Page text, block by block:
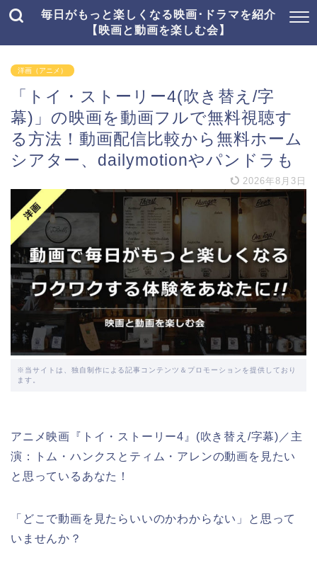
毎日がもっと楽しくなる映画･ドラマを紹介
【映画と動画を楽しむ会】
洋画（アニメ）
「トイ・ストーリー4(吹き替え/字
幕)」の映画を動画フルで無料視聴す
る方法！動画配信比較から無料ホーム
シアター、dailymotionやパンドラも
2026年8月3日
※当サイトは、独自制作による記事コンテンツ＆プロモーションを提供しており
ます。
アニメ映画『トイ・ストーリー4』(吹き替え/字幕)／主
演：トム・ハンクスとティム・アレンの動画を見たい
と思っているあなた！
「どこで動画を見たらいいのかわからない」と思って
いませんか？